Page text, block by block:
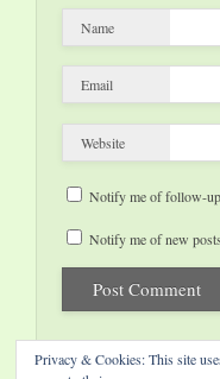
Name
Email
Website
Notify me of follow-
Notify me of new
Privacy & Cookies: This site